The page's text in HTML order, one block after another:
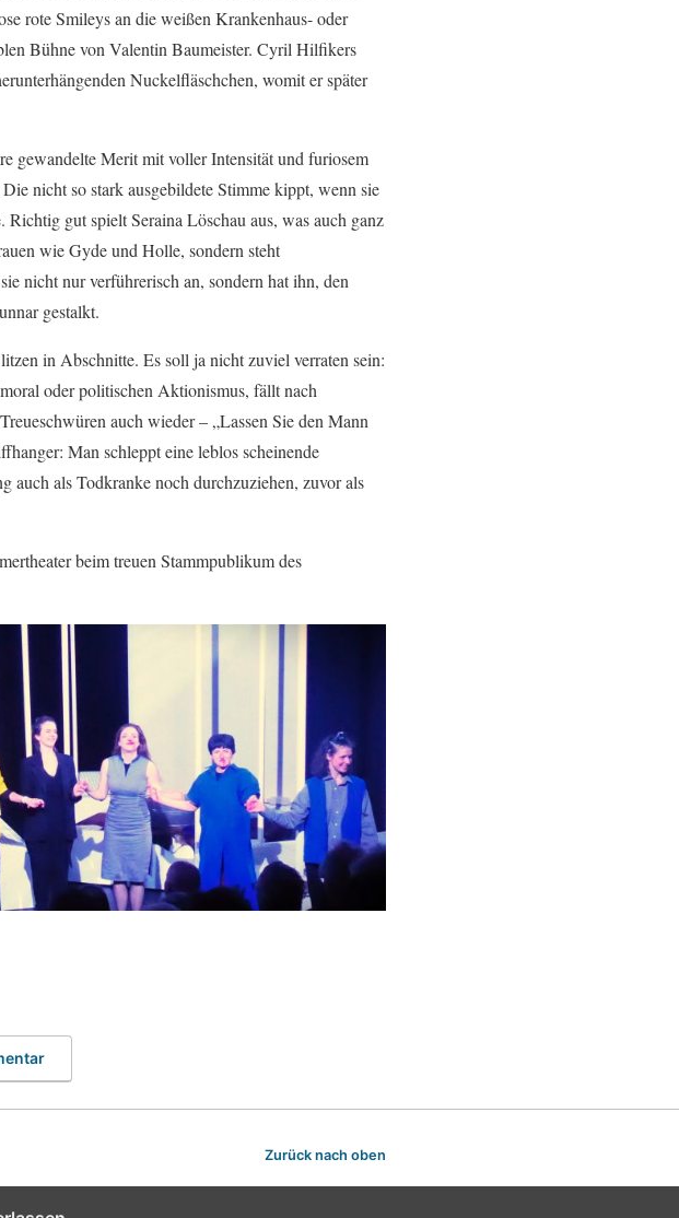
rote Smileys an die weißen Krankenhaus- oder
Bühne von Valentin Baumeister. Cyril Hilfikers
Nuckelfläschchen, womit er später
gewandelte Merit mit voller Intensität und furiosem
nicht so stark ausgebildete Stimme kippt, wenn sie
gut spielt Seraina Löschau aus, was auch ganz
wie Gyde und Holle, sondern steht
nicht nur verführerisch an, sondern hat ihn, den
gestalkt.
in Abschnitte. Es soll ja nicht zuviel verraten sein:
oder politischen Aktionismus, fällt nach
auch wieder – „Lassen Sie den Mann
Man schleppt eine leblos scheinende
auch als Todkranke noch durchzuziehen, zuvor als
beim treuen Stammpublikum des
Zurück nach oben